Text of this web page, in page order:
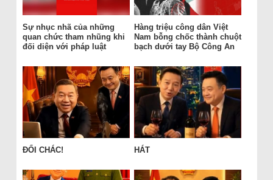
Sự nhục nhã của những
quan chức tham nhũng khi
đối diện với pháp luật
Hàng triệu công dân Việt
Nam bỗng chốc thành chuột
bạch dưới tay Bộ Công An
ĐỔI CHÁC! HÁT